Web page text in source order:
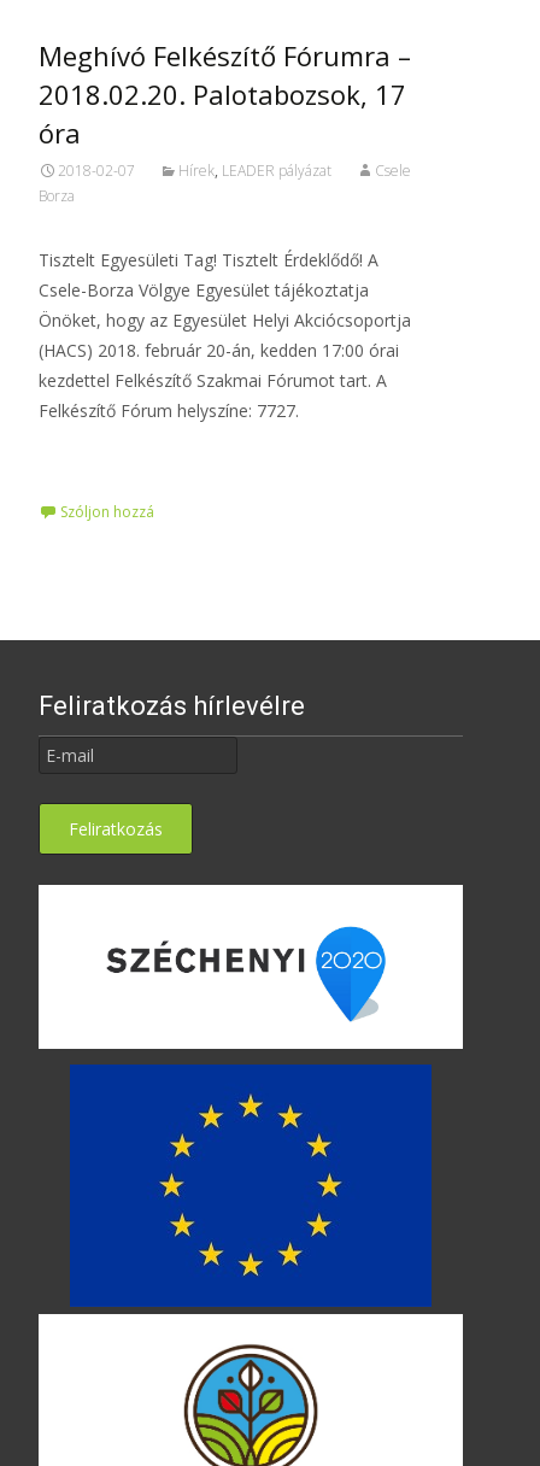
Meghívó Felkészítő Fórumra –
2018.02.20. Palotabozsok, 17
óra
2018-02-07 Hírek, LEADER pályázat
Csele
Borza
Tisztelt Egyesületi Tag! Tisztelt Érdeklődő! A
Csele-Borza Völgye Egyesület tájékoztatja
Önöket, hogy az Egyesület Helyi Akciócsoportja
(HACS) 2018. február 20-án, kedden 17:00 órai
kezdettel Felkészítő Szakmai Fórumot tart. A
Felkészítő Fórum helyszíne: 7727.
Szóljon hozzá
Feliratkozás hírlevélre